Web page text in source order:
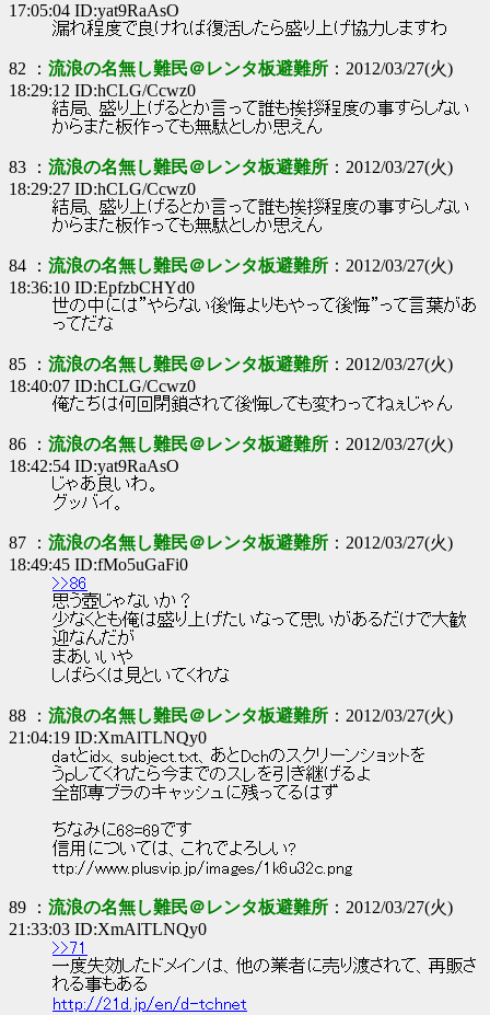
17:05:04 ID:yat9RaAsO
漏れ程度で良ければ復活したら盛り上げ協力しますわ
82 ： 流浪の名無し難民＠レンタ板避難所 ：2012/03/27(火)
18:29:12 ID:hCLG/Ccwz0
結局、盛り上げるとか言って誰も挨拶程度の事すらしない
からまた板作っても無駄としか思えん
83 ： 流浪の名無し難民＠レンタ板避難所 ：2012/03/27(火)
18:29:27 ID:hCLG/Ccwz0
結局、盛り上げるとか言って誰も挨拶程度の事すらしない
からまた板作っても無駄としか思えん
84 ： 流浪の名無し難民＠レンタ板避難所 ：2012/03/27(火)
18:36:10 ID:EpfzbCHYd0
世の中には”やらない後悔よりもやって後悔”って言葉があ
ってだな
85 ： 流浪の名無し難民＠レンタ板避難所 ：2012/03/27(火)
18:40:07 ID:hCLG/Ccwz0
俺たちは何回閉鎖されて後悔しても変わってねぇじゃん
86 ： 流浪の名無し難民＠レンタ板避難所 ：2012/03/27(火)
18:42:54 ID:yat9RaAsO
じゃあ良いわ。
グッバイ。
87 ： 流浪の名無し難民＠レンタ板避難所 ：2012/03/27(火)
18:49:45 ID:fMo5uGaFi0
>>86
思う壺じゃないか？
少なくとも俺は盛り上げたいなって思いがあるだけで大歓
迎なんだが
まあいいや
しばらくは見といてくれな
88 ： 流浪の名無し難民＠レンタ板避難所 ：2012/03/27(火)
21:04:19 ID:XmAlTLNQy0
datとidx、subject.txt、あとDchのスクリーンショットを
うｐしてくれたら今までのスレを引き継げるよ
全部専ブラのキャッシュに残ってるはず
ちなみに68=69です
信用については、これでよろしい?
ttp://www.plusvip.jp/images/1k6u32c.png
89 ： 流浪の名無し難民＠レンタ板避難所 ：2012/03/27(火)
21:33:03 ID:XmAlTLNQy0
>>71
一度失効したドメインは、他の業者に売り渡されて、再販さ
れる事もある
http://21d.jp/en/d-tchnet